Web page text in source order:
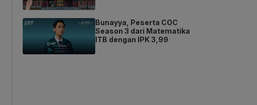
Bunayya, Peserta COC
Season 3 dari Matematika
ITB dengan IPK 3,99